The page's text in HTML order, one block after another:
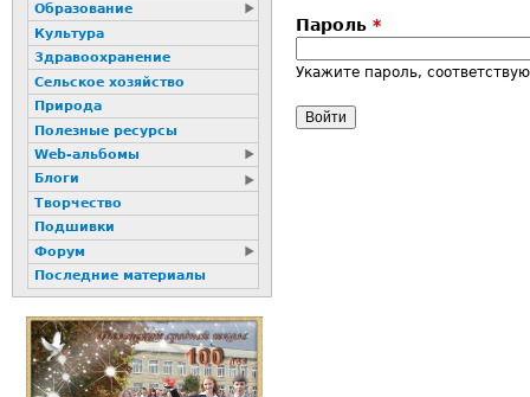
Пароль *
Укажите пароль,
Образование
Культура
Здравоохранение
Сельское хозяйство
Природа
Полезные ресурсы
Web-альбомы
Блоги
Творчество
Подшивки
Форум
Последние материалы